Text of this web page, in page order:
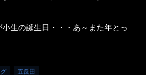
生の誕生日・・・あ～また年とっ
五反田